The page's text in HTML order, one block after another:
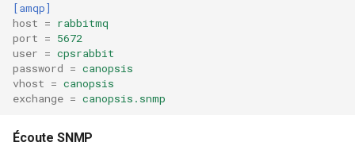
[amqp]
host = rabbitmq
port = 5672
user = cpsrabbit
password = canopsis
vhost = canopsis
exchange = canopsis.snmp
Écoute SNMP